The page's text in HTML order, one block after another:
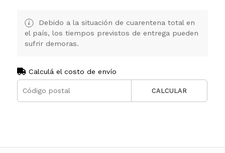
Debido a la situación de cuarentena total en
el país, los tiempos previstos de entrega pueden
sufrir demoras.
Calculá el costo de envío
CALCULAR